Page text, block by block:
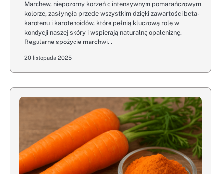
Marchew, niepozorny korzeń o intensywnym pomarańczowym
kolorze, zasłynęła przede wszystkim dzięki zawartości beta-
karotenu i karotenoidów, które pełnią kluczową rolę w
kondycji naszej skóry i wspierają naturalną opaleniznę.
Regularne spożycie marchwi…
20 listopada 2025